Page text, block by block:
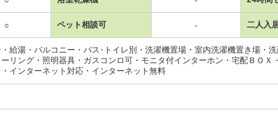
○ ペット相談可 - 二人入
給湯・バルコニー・バス･トイレ別・洗濯機置場・室内洗濯機置き場・
リング・照明器具・ガスコンロ可・モニタ付インターホン・宅配ＢＯＸ
インターネット対応・インターネット無料